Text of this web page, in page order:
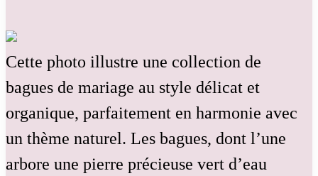
Cette photo illustre une collection de
bagues de mariage au style délicat et
organique, parfaitement en harmonie avec
un thème naturel. Les bagues, dont l’une
arbore une pierre précieuse vert d’eau